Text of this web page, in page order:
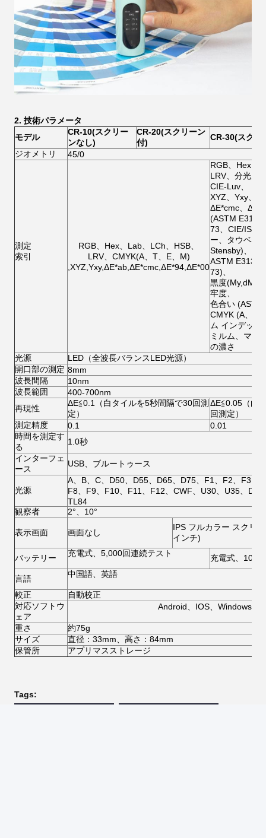
2. 技術パラメータ
モデル
CR-10(スクリー
ンなし)
CR-20(スクリーン
付)
CR-30(スクリ
ジオメトリ
45/0
測定
索引
RGB、Hex、Lab、LCh、HSB、
LRV、CMYK(A、T、E、M)
,XYZ,Yxy,ΔE*ab,ΔE*cmc,ΔE*94,ΔE*00
RGB、Hex、
LRV、分光反
CIE-Luv、
XYZ、Yxy、
ΔE*cmc、
(ASTM E313-
73、CIE/ISO
ー、タウベバ
Stensby)、黄
ASTM E313-
73)、
黒度(My,dM)
牢度、
色合い
CMYK (A、T
ム インデック
ミルム、マン
の濃さ
光源
LED（全波長バランスLED光源）
開口部の測定 8mm
波長間隔
10nm
波長範囲
400-700nm
再現性
ΔE≦0.1（白タイルを5秒間隔で30回測
定）
ΔE≦0.05（白
回測定）
測定精度
0.1
0.01
時間を測定す
る
1.0秒
インターフェ
ース
USB、ブルートゥース
光源
A、B、C、D50、D55、D65、D75、F1、F2、F3、
F8、F9、F10、F11、F12、CWF、U30、U35、
TL84
観察者
2°、10°
表示画面 画面なし
IPS フルカラー スクリ
インチ)
バッテリー 充電式、5,000回連続テスト 充電式、
言語 中国語、英語
較正
自動校正
対応ソフトウ
ェア
Android、IOS、Windows
重さ
約75g
サイズ
直径：33mm、高さ：84mm
保管所
アプリマスストレージ
Tags: